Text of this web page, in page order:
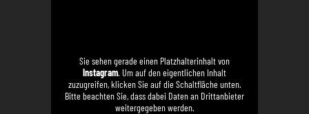
Sie sehen gerade einen Platzhalterinhalt von
Instagram. Um auf den eigentlichen Inhalt
zuzugreifen, klicken Sie auf die Schaltfläche unten.
Bitte beachten Sie, dass dabei Daten an Drittanbieter
weitergegeben werden.